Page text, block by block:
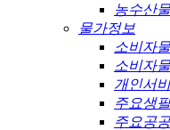
농수산
물가정보
소비자
소비자
개인서
주요생
주요공